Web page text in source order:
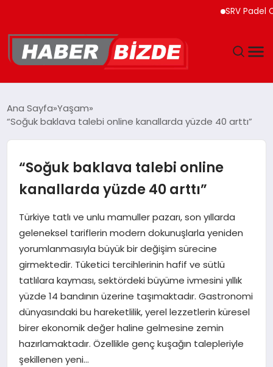
SRV Padel
YAŞAM
EKONOMI
EĞITIM
MAGAZIN
SPOR
TEKNOLOJI
Ana Sayfa Yaşam
“Soğuk baklava talebi online kanallarda yüzde 40 arttı”
“Soğuk baklava talebi online
kanallarda yüzde 40 arttı”
Türkiye tatlı ve unlu mamuller pazarı, son yıllarda
geleneksel tariflerin modern dokunuşlarla yeniden
yorumlanmasıyla büyük bir değişim sürecine
girmektedir. Tüketici tercihlerinin hafif ve sütlü
tatlılara kayması, sektördeki büyüme ivmesini yıllık
yüzde 14 bandının üzerine taşımaktadır. Gastronomi
dünyasındaki bu hareketlilik, yerel lezzetlerin küresel
birer ekonomik değer haline gelmesine zemin
hazırlamaktadır. Özellikle genç kuşağın talepleriyle
şekillenen yeni…